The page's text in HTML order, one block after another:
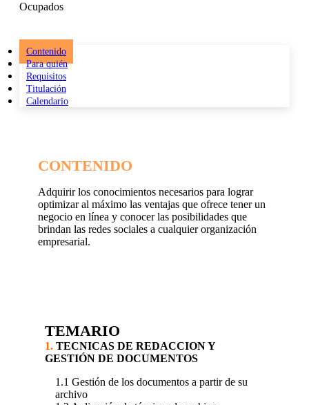
Ocupados
Contenido
Para quién
Requisitos
Titulación
Calendario
CONTENIDO
Adquirir los conocimientos necesarios para lograr
optimizar al máximo las ventajas que ofrece tener un
negocio en línea y conocer las posibilidades que
brindan las redes sociales a cualquier organización
empresarial.
TEMARIO
1. TECNICAS DE REDACCION Y
GESTIÓN DE DOCUMENTOS
1.1 Gestión de los documentos a partir de su
archivo